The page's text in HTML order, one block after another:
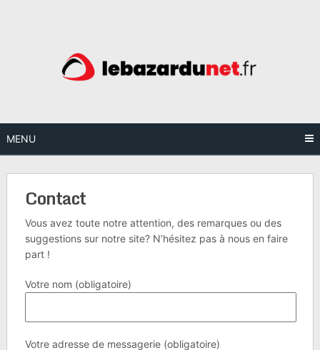
MENU
Contact
Vous avez toute notre attention, des remarques ou des
suggestions sur notre site? N’hésitez pas à nous en faire
part !
Votre nom (obligatoire)
Votre adresse de messagerie (obligatoire)